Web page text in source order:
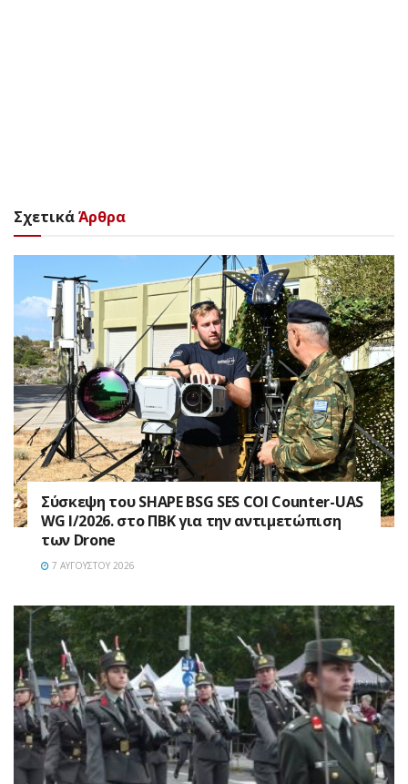
ΣχετικάΆρθρα
Σύσκεψη του SHAPE BSG SES COI Counter-UAS
WG I/2026. στο ΠΒΚ για την αντιμετώπιση
των Drone
7 ΑΥΓΟΎΣΤΟΥ 2026